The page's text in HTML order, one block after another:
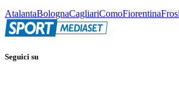
AtalantaBolognaCagliariComoFiorentina
Seguici su